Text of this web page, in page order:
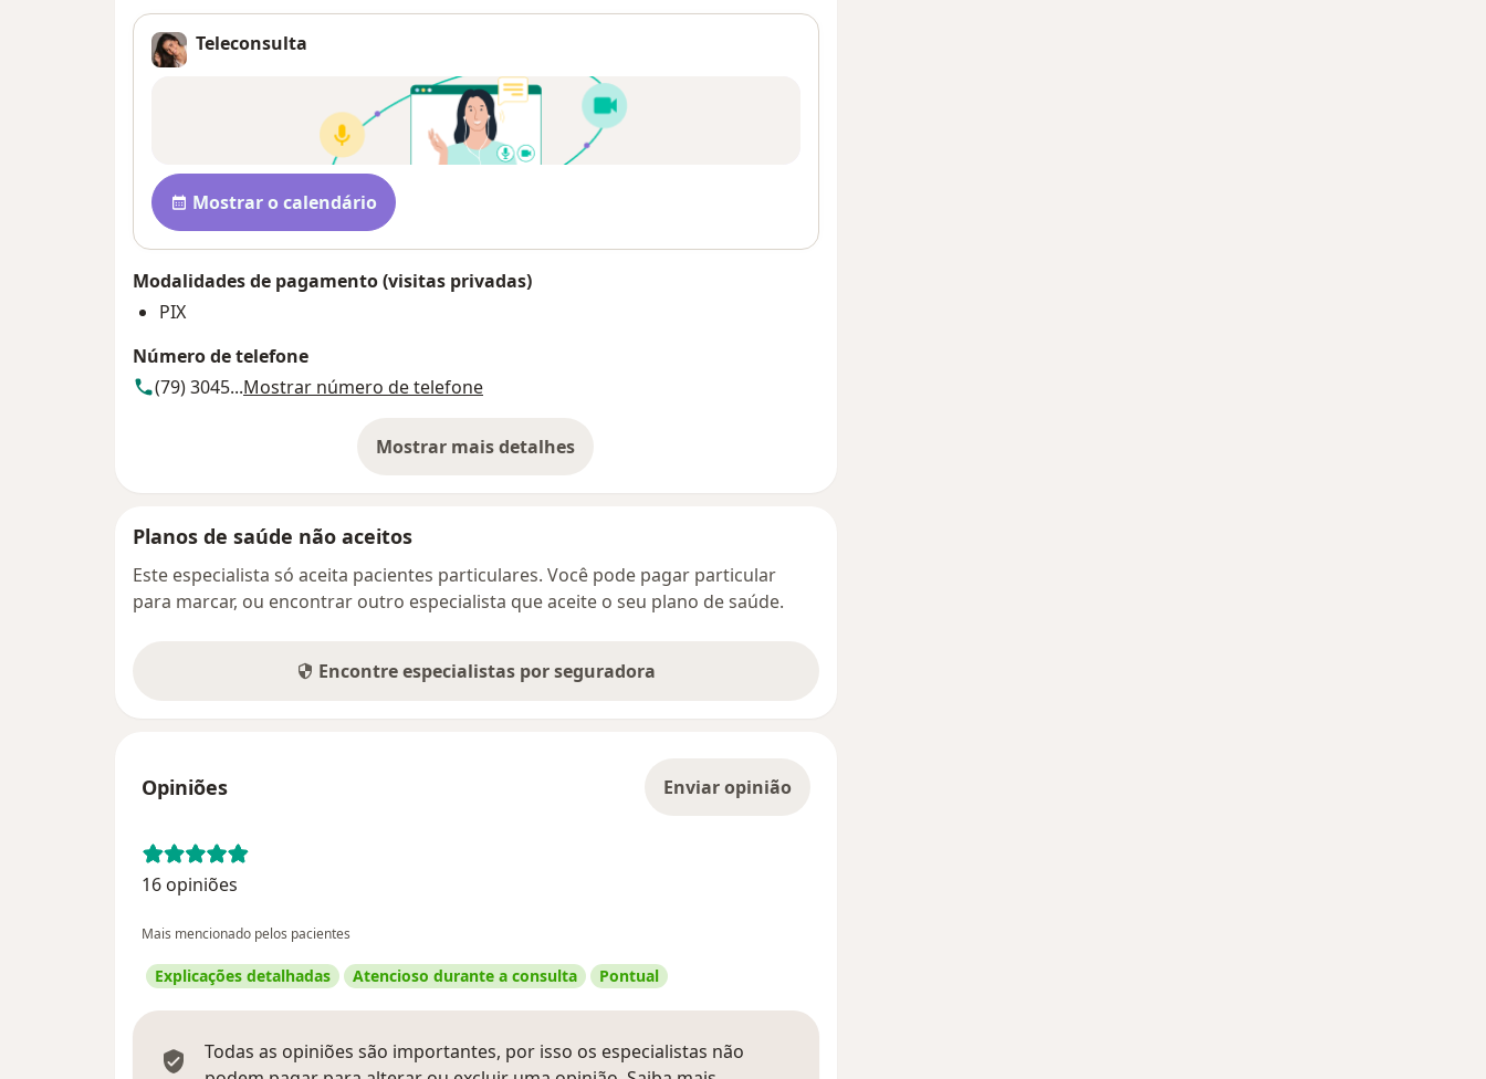
Teleconsulta
Disponibilidade
Mostrar o calendário
Modalidades de pagamento (visitas privadas)
PIX
Número de telefone
(79) 3045...Mostrar número de telefone
Mostrar mais detalhes
sobre o endereço
Planos de saúde não aceitos
Este especialista só aceita pacientes particulares. Você pode pagar particular
para marcar, ou encontrar outro especialista que aceite o seu plano de saúde.
Encontre especialistas por seguradora
Opiniões Enviar opinião
16 opiniões
Mais mencionado pelos pacientes
Explicações detalhadas Atencioso durante a consulta Pontual
Todas as opiniões são importantes, por isso os especialistas não